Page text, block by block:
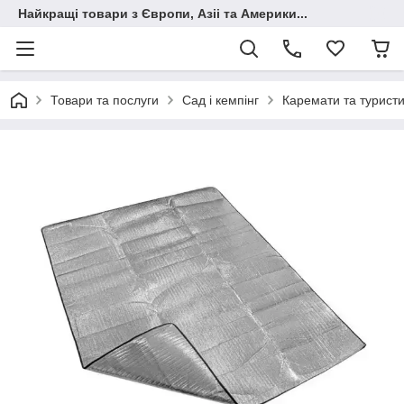
Найкращі товари з Європи, Азіі та Америки...
Товари та послуги Сад і кемпінг Каремати та